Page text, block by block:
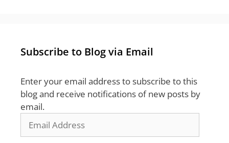
Subscribe to Blog via Email
Enter your email address to subscribe to this
blog and receive notifications of new posts by
email.
Address